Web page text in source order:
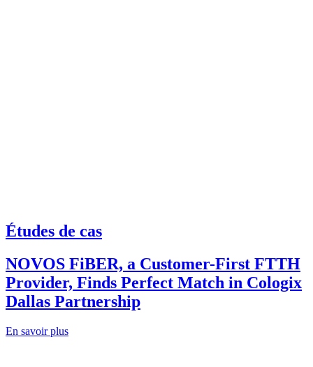
Études de cas
NOVOS FiBER, a Customer-First FTTH
Provider, Finds Perfect Match in Cologix
Dallas Partnership
En savoir plus